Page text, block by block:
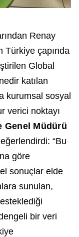
Renay
Türkiye çapında
Global
katılan
kurumsal sosyal
verici noktayı
Genel Müdürü
“Bu
göre
sonuçlar elde
sunulan,
bir veri